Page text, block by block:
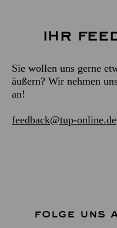
Ihr
Sie wollen uns gerne
äußern? Wir nehmen
an!
feedback@tup-online.de
FOLGE UNS